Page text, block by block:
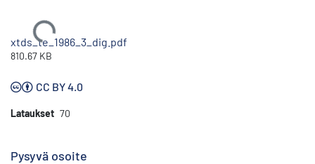
Ladataan...
xtds_te_1986_3_dig.pdf
810.67 KB
CC BY 4.0
Lataukset 70
Pysyvä osoite